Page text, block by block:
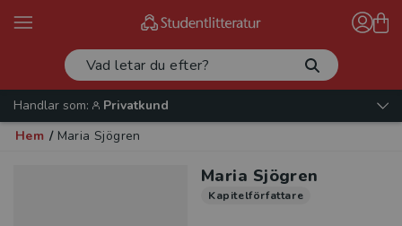
Handlar som:
Privatkund
Hem / Maria Sjögren
Maria Sjögren
Kapitelförfattare